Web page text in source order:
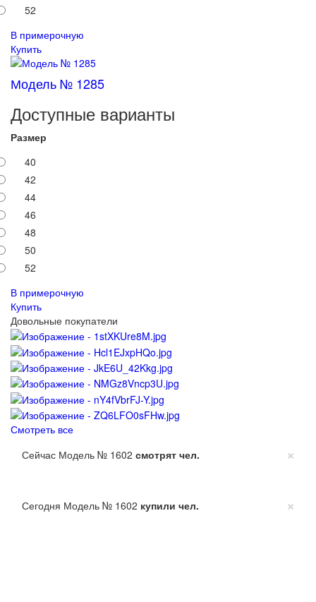
52
В примерочную
Купить
Модель № 1285
Доступные варианты
Размер
40
42
44
46
48
50
52
В примерочную
Купить
Довольные покупатели
Смотреть все
×
Сейчас Модель № 1602 смотрят чел.
×
Сегодня Модель № 1602 купили чел.